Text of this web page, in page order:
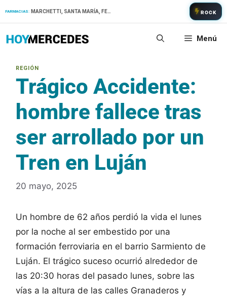
FARMACIAS: ROCK
Menú
Trágico Accidente:
hombre fallece tras
ser arrollado por un
Tren en Luján
20 mayo, 2025
Un hombre de 62 años perdió la vida el lunes
por la noche al ser embestido por una
formación ferroviaria en el barrio Sarmiento de
Luján. El trágico suceso ocurrió alrededor de
las 20:30 horas del pasado lunes, sobre las
vías a la altura de las calles Granaderos y